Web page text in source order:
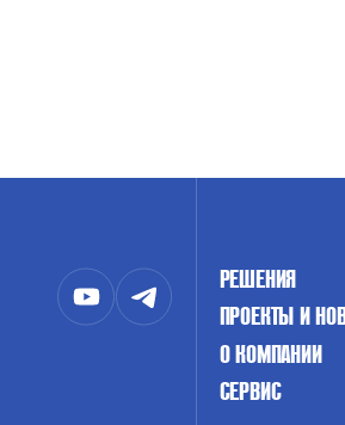
РЕШЕНИЯ
ПРОЕКТЫ И
О КОМПАНИИ
СЕРВИС